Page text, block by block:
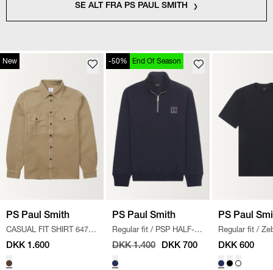
SE ALT FRA PS PAUL SMITH
New
PS Paul Smith
CASUAL FIT SHIRT 647X-
W22336 S /
DKK 1.600
-50% End Of Season
PS Paul Smith
Regular fit / PSP HALF-
ZIP SWEATSHIRT / NAVY
DKK 1.400 DKK 700
PS Paul
Regular fit /
T-shirt / NAVY
DKK 600